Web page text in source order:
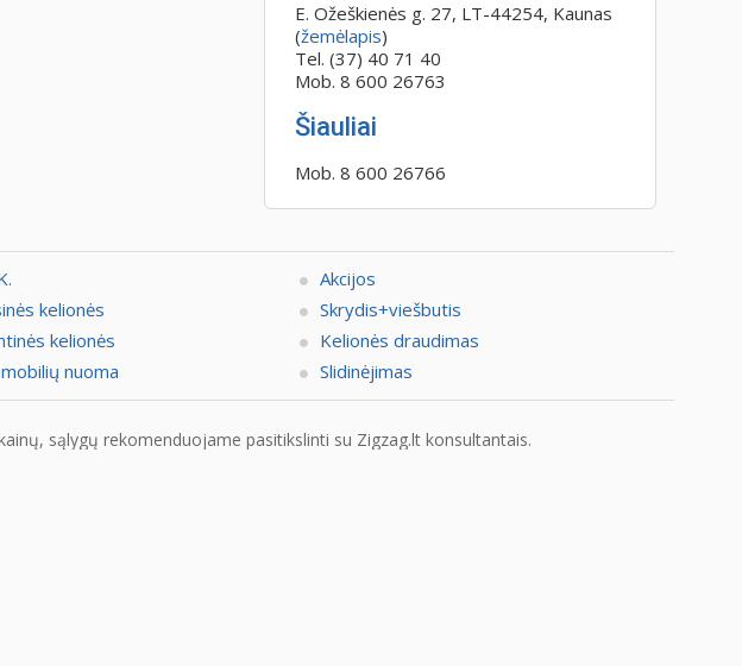
E. Ožeškienės g. 27, LT-44254, Kaunas
(žemėlapis)
Tel. (37) 40 71 40
Mob. 8 600 26763
Šiauliai
Mob. 8 600 26766
Akcijos
kelionės
Skrydis+viešbutis
kelionės
Kelionės draudimas
nuoma Slidinėjimas
sąlygų rekomenduojame pasitikslinti su Zigzag.lt konsultantais.